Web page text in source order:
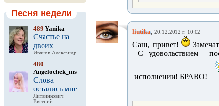
Песня недели
489 Yanika
Счастье на
двоих
Иванов Александр
480
Angelochek_ms
Слова
остались мне
Литвинкович
Евгений
liutika, 20.12.2012 г. 10:02
Саш, привет!
С удовольствием
исполнении! БРАВО!